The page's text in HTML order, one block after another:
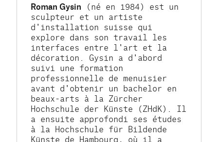
Roman Gysin (né en 1984) est un
sculpteur et un artiste
d'installation suisse qui
explore dans son travail les
interfaces entre l'art et la
décoration. Gysin a d'abord
suivi une formation
professionnelle de menuisier
avant d'obtenir un bachelor en
beaux-arts à la Zürcher
Hochschule der Künste (ZHdK). Il
a ensuite approfondi ses études
à la Hochschule für Bildende
Künste de Hambourg, où il a